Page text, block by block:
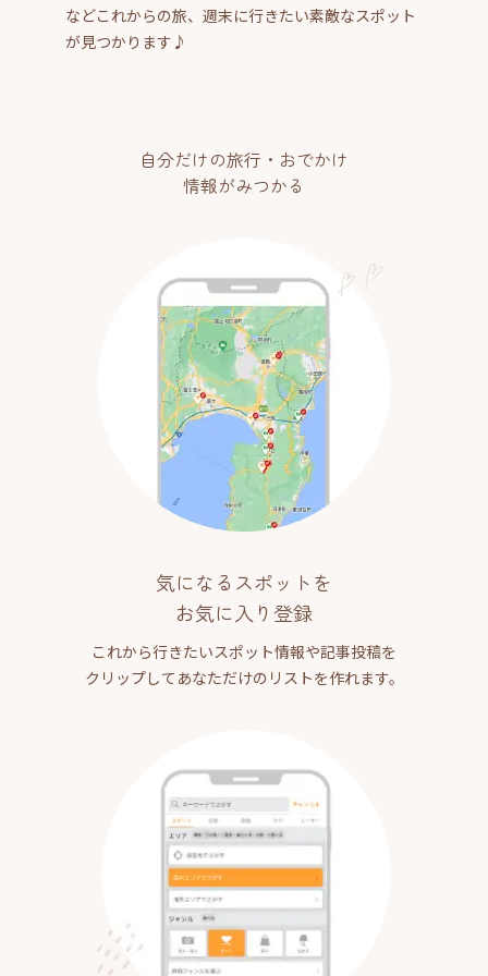
などこれからの旅、週末に行きたい素敵なスポット
が見つかります♪
自分だけの旅行・おでかけ
情報がみつかる
気になるスポットを
お気に入り登録
これから行きたいスポット情報や記事投稿を
クリップしてあなただけのリストを作れます。